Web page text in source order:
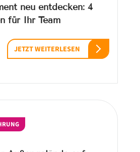
neu entdecken: 4
für Ihr Team
JETZT WEITERLESEN